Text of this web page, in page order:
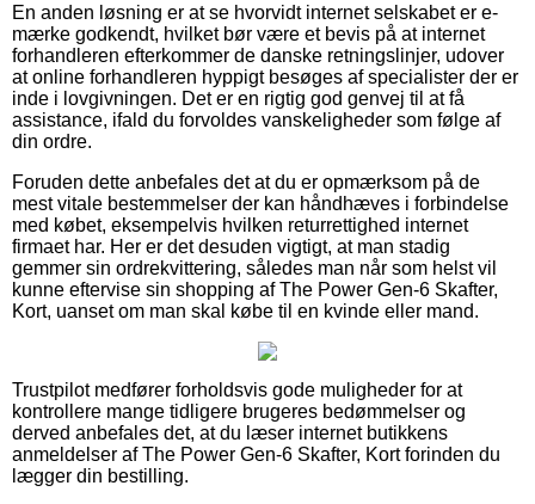
En anden løsning er at se hvorvidt internet selskabet er e-
mærke godkendt, hvilket bør være et bevis på at internet
forhandleren efterkommer de danske retningslinjer, udover
at online forhandleren hyppigt besøges af specialister der er
inde i lovgivningen. Det er en rigtig god genvej til at få
assistance, ifald du forvoldes vanskeligheder som følge af
din ordre.
Foruden dette anbefales det at du er opmærksom på de
mest vitale bestemmelser der kan håndhæves i forbindelse
med købet, eksempelvis hvilken returrettighed internet
firmaet har. Her er det desuden vigtigt, at man stadig
gemmer sin ordrekvittering, således man når som helst vil
kunne eftervise sin shopping af The Power Gen-6 Skafter,
Kort, uanset om man skal købe til en kvinde eller mand.
Trustpilot medfører forholdsvis gode muligheder for at
kontrollere mange tidligere brugeres bedømmelser og
derved anbefales det, at du læser internet butikkens
anmeldelser af The Power Gen-6 Skafter, Kort forinden du
lægger din bestilling.